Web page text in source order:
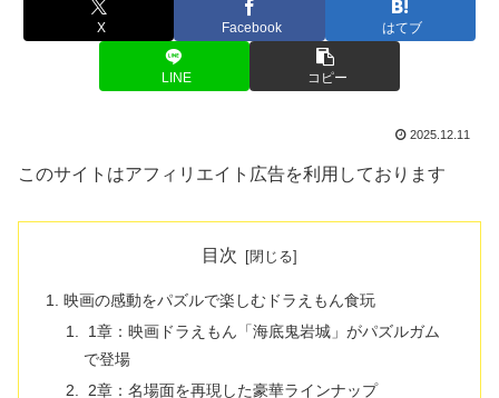
X Facebook はてブ
LINE コピー
2025.12.11
このサイトはアフィリエイト広告を利用しております
目次
映画の感動をパズルで楽しむドラえもん食玩
1章：映画ドラえもん「海底鬼岩城」がパズルガム
で登場
2章：名場面を再現した豪華ラインナップ